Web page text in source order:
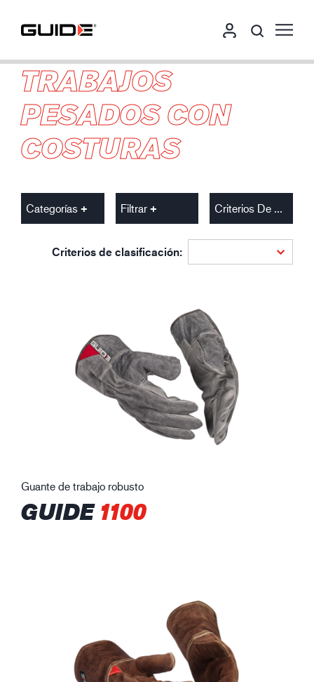
TRABAJOS
PESADOS CON
COSTURAS
Categorías Filtrar Criterios De Clasificación
Criterios de clasificación:
Guante de trabajo robusto
GUIDE1100